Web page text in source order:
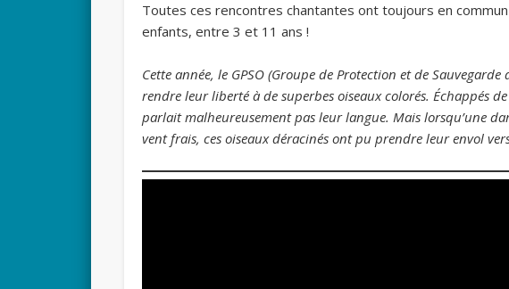
Toutes ces rencontres chantantes ont toujours en
enfants, entre 3 et 11 ans !
Cette année, le GPSO (Groupe de Protection et de
rendre leur liberté à de superbes oiseaux colorés. Échappés
parlait malheureusement pas leur langue. Mais lorsqu’une
vent frais, ces oiseaux déracinés ont pu prendre leur envol